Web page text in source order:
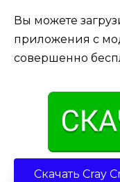
Вы можете
приложения с
совершенно
Скачать Cray